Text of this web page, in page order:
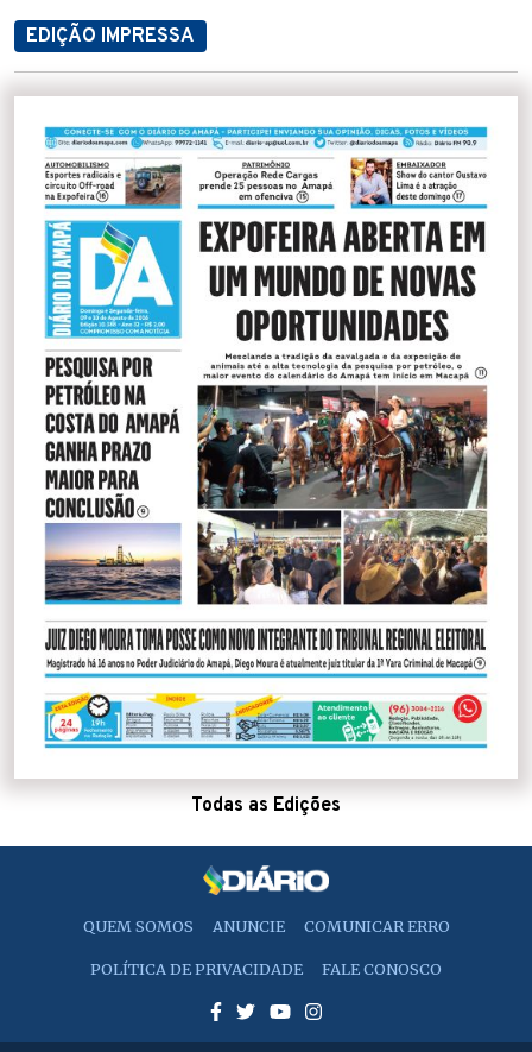
EDIÇÃO IMPRESSA
Todas as Edições
QUEM SOMOS ANUNCIE COMUNICAR ERRO
POLÍTICA DE PRIVACIDADE FALE CONOSCO